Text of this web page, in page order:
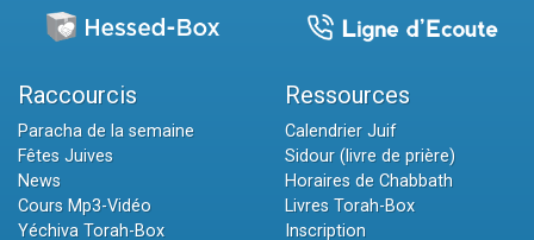
Raccourcis
Paracha de la semaine
Fêtes Juives
News
Cours Mp3-Vidéo
Yéchiva Torah-Box
Ressources
Calendrier Juif
Sidour (livre de prière)
Horaires de Chabbath
Livres Torah-Box
Inscription